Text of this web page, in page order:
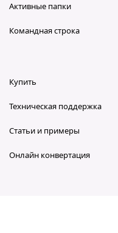
Активные папки
Командная строка
Купить
Техническая поддержка
Статьи и примеры
Онлайн конвертация